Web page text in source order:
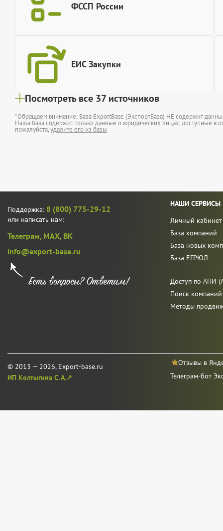
ФССП России
ЕИС Закупки
Посмотреть все 37 источников
*Обращаем внимание: База ExportBase (ЭкспортБаза) НЕ содержит
Наша база содержит только данные о юридических лицах, доступные в
пожалуйста,удалите его из базы
Поддержка: 8 (800) 775-29-12
или написать нам:
Телеграм, MAX, ВК
info@export-base.ru
© 2013 — 2026, Export-base.ru
ИП Колтыгина С. А.↗
НАШИ СЕРВИСЫ
Личный кабинет
База компаний
База новых
База ЕГРЮЛ
Доступ по АПИ
Поиск
Методы
Отзывы в
Телеграм-бот